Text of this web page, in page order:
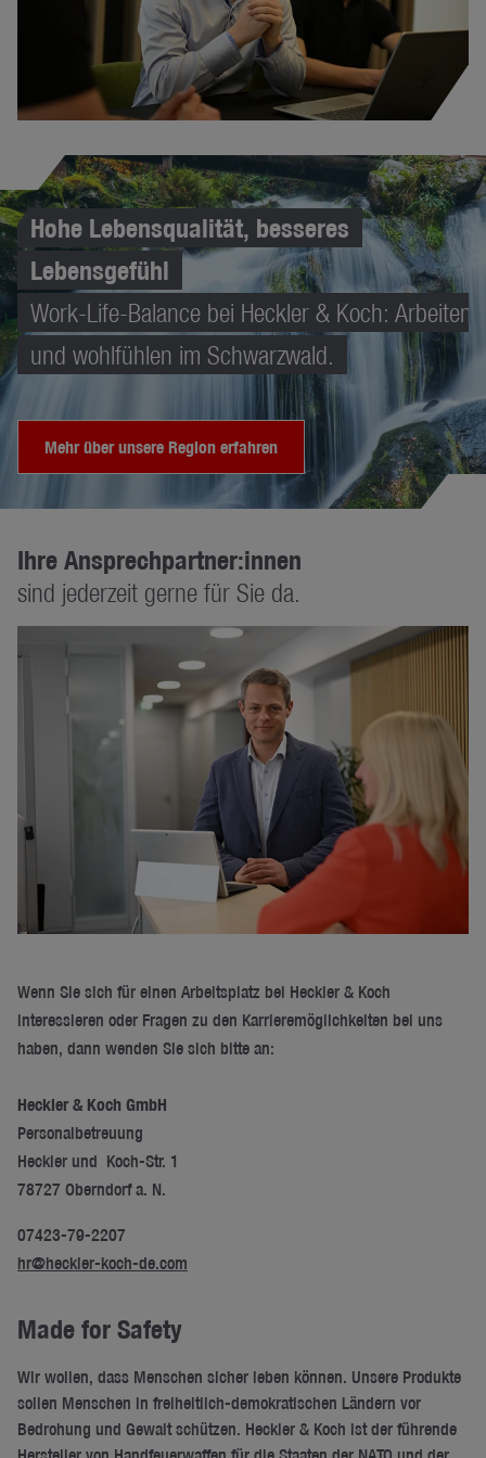
Hohe Lebensqualität, besseres
Lebensgefühl
Work-Life-Balance bei Heckler & Koch: Arbeiten
und wohlfühlen im Schwarzwald.
Mehr über unsere Region erfahren
Ihre Ansprechpartner:innen
sind jederzeit gerne für Sie da.
Wenn Sie sich für einen Arbeitsplatz bei Heckler & Koch
interessieren oder Fragen zu den Karrieremöglichkeiten bei uns
haben, dann wenden Sie sich bitte an:
Heckler & Koch GmbH
Personalbetreuung
Heckler und Koch-Str. 1
78727 Oberndorf a. N.
07423-79-2207
hr@heckler-koch-de.com
Made for Safety
Wir wollen, dass Menschen sicher leben können. Unsere Produkte
sollen Menschen in freiheitlich-demokratischen Ländern vor
Bedrohung und Gewalt schützen. Heckler & Koch ist der führende